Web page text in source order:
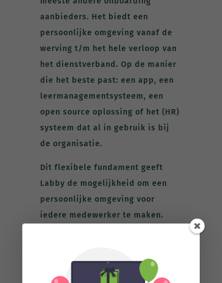
aanbieders. Het biedt een
persoonlijke omgeving vanaf de
werving t/m het hele verloop van
het dienstverband. Op de manier
die het beste past: een app, een
leermanagementsysteem, een
open source oplossing of het (HR)
systeem dat al in gebruik is bij
de organisatie.
Dit flexibele fundament geeft
Labby de mogelijkheid om een
persoonlijke omgeving voor
iedere medewerker te maken.
gedurende het hele
dienstverband en kan daardoor